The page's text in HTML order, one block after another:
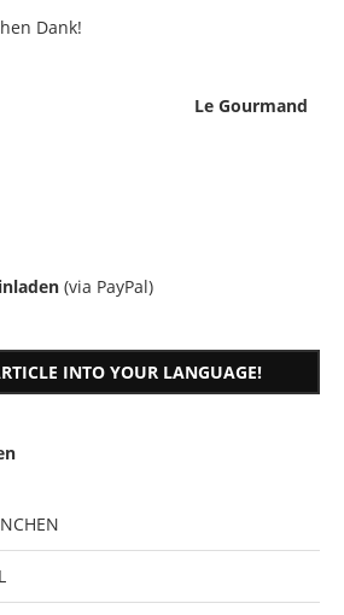
Dank!
Le Gourmand
(via PayPal)
INTO YOUR LANGUAGE!